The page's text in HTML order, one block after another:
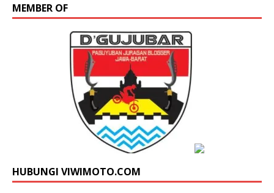
MEMBER OF
HUBUNGI VIWIMOTO.COM